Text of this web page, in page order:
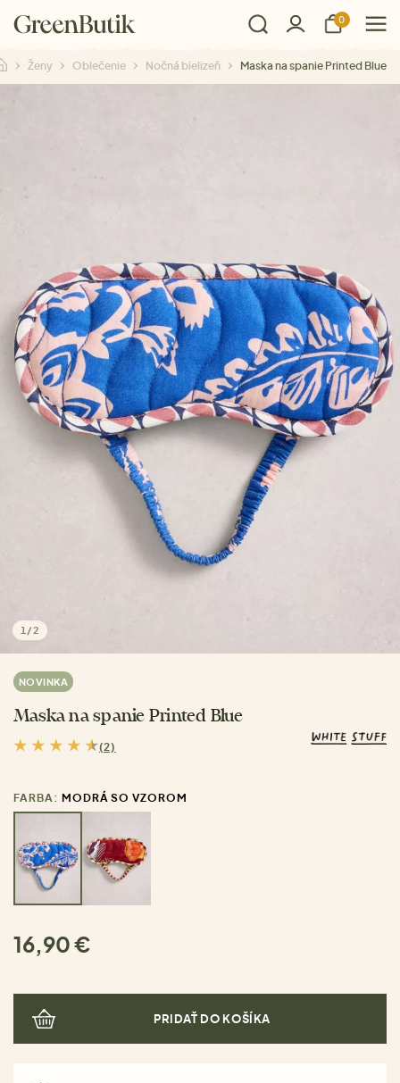
0
Ženy Oblečenie Nočná bielizeň Maska na spanie Printed Blue
1 /2
NOVINKA
Maska na spanie Printed Blue
(2)
FARBA: MODRÁ SO VZOROM
16,90 €
PRIDAŤ DO KOŠÍKA